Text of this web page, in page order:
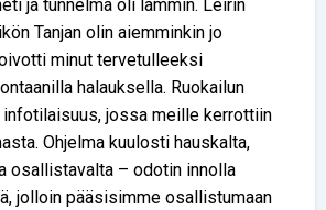
ja tunnelma oli lämmin. Leirin
Tanjan olin aiemminkin jo
minut tervetulleeksi
halauksella. Ruokailun
jossa meille kerrottiin
Ohjelma kuulosti hauskalta,
osallistavalta – odotin innolla
jolloin pääsisimme osallistumaan